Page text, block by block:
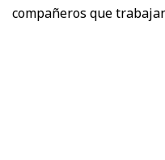
compañeros que